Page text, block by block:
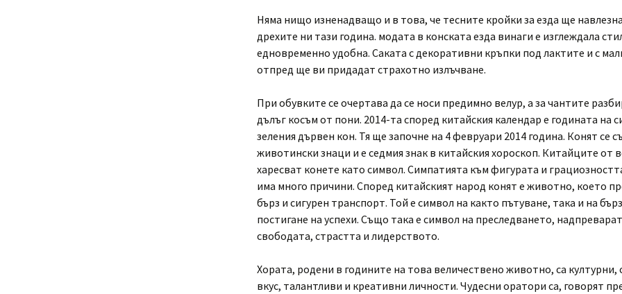
Няма нищо изненадващо и в това, че тесните кройки за езда ще
дрехите ни тази година. модата в конската езда винаги е изглеждала
едновременно удобна. Саката с декоративни кръпки под лактите и с
отпред ще ви придадат страхотно излъчване.
При обувките се очертава да се носи предимно велур, а за чантите
дълъг косъм от пони. 2014-та според китайския календар е годината на
зеления дървен кон. Тя ще започне на 4 февруари 2014 година. Конят се
животински знаци и е седмия знак в китайския хороскоп. Китайците от
харесват конете като символ. Симпатията към фигурата и
има много причини. Според китайският народ конят е животно, което
бърз и сигурен транспорт. Той е символ на както пътуване, така и на
постигане на успехи. Също така е символ на преследването,
свободата, страстта и лидерството.
Хората, родени в годините на това величествено животно, са културни,
вкус, талантливи и креативни личности. Чудесни оратори са, говорят